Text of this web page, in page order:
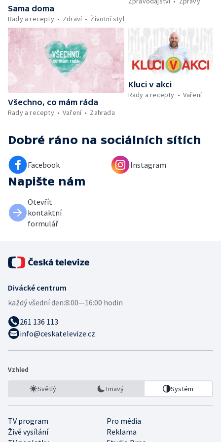
maso, vejce, mléčné výrobky a luštěniny —
Kniha veselých říkanek Hrátky se zvířátky —
Umělecký festival Pohoda 2026 —
Vyhodnocení ankety + ČT tipy —
Vyhodnocení divácké soutěže — Práce
záchranářů v létě
Sama doma
Rady a recepty
Zdraví Životní styl
Všechno, co mám ráda
Rady a recepty
Vaření Zahrada
Kluci v akci
Rady a recepty
Vaření
Dobré ráno na sociálních sítích
Facebook Instagram
Napište nám
Otevřít
kontaktní
formulář
Divácké centrum
každý všední den:8:00—16:00 hodin
261 136 113
info@ceskatelevize.cz
Vzhled
Světlý Tmavý Systém
TV program
Pro média
Živé vysílání
Reklama